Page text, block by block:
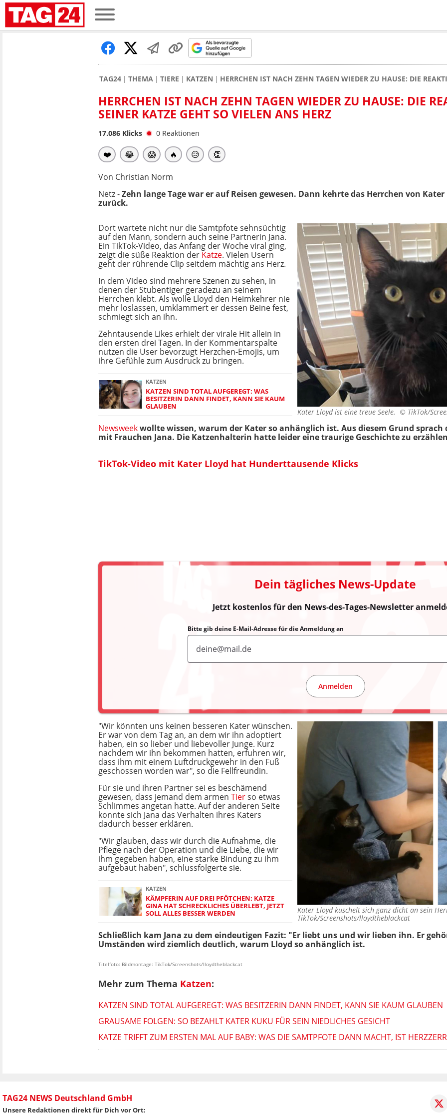
TAG24 THEMA TIERE KATZEN HERRCHEN IST NACH ZEHN TAGEN WIEDER ZU HAUSE: DIE
HERRCHEN IST NACH ZEHN TAGEN WIEDER ZU HAUSE: DIE
SEINER KATZE GEHT SO VIELEN ANS HERZ
17.086 Klicks 0 Reaktionen
❤️ 😂 😱 🔥 😥 👏
Von Christian Norm
Netz -Zehn lange Tage war er auf Reisen gewesen. Dann kehrte das Herrchen von
zurück.
Kater Lloyd ist eine treue Seele. © TikTok/
Dort wartete nicht nur die Samtpfote sehnsüchtig
auf den Mann, sondern auch seine Partnerin Jana.
Ein TikTok-Video, das Anfang der Woche viral ging,
zeigt die süße Reaktion der Katze. Vielen Usern
geht der rührende Clip seitdem mächtig ans Herz.
In dem Video sind mehrere Szenen zu sehen, in
denen der Stubentiger geradezu an seinem
Herrchen klebt. Als wolle Lloyd den Heimkehrer nie
mehr loslassen, umklammert er dessen Beine fest,
schmiegt sich an ihn.
Zehntausende Likes erhielt der virale Hit allein in
den ersten drei Tagen. In der Kommentarspalte
nutzen die User bevorzugt Herzchen-Emojis, um
ihre Gefühle zum Ausdruck zu bringen.
KATZEN
KATZEN SIND TOTAL AUFGEREGT: WAS
BESITZERIN DANN FINDET, KANN SIE KAUM
GLAUBEN
Newsweekwollte wissen, warum der Kater so anhänglich ist. Aus diesem Grund sprach
mit Frauchen Jana. Die Katzenhalterin hatte leider eine traurige Geschichte zu
TikTok-Video mit Kater Lloyd hat Hunderttausende Klicks
Dein tägliches News-Update
Jetzt kostenlos für den News-des-Tages-Newsletter
Bitte gib deine E-Mail-Adresse für die Anmeldung an
Anmelden
Kater Lloyd kuschelt sich ganz dicht an sein
TikTok/Screenshots/lloydtheblackcat
"Wir könnten uns keinen besseren Kater wünschen.
Er war von dem Tag an, an dem wir ihn adoptiert
haben, ein so lieber und liebevoller Junge. Kurz
nachdem wir ihn bekommen hatten, erfuhren wir,
dass ihm mit einem Luftdruckgewehr in den Fuß
geschossen worden war", so die Fellfreundin.
Für sie und ihren Partner sei es beschämend
gewesen, dass jemand dem armen Tierso etwas
Schlimmes angetan hatte. Auf der anderen Seite
konnte sich Jana das Verhalten ihres Katers
dadurch besser erklären.
"Wir glauben, dass wir durch die Aufnahme, die
Pflege nach der Operation und die Liebe, die wir
ihm gegeben haben, eine starke Bindung zu ihm
aufgebaut haben", schlussfolgerte sie.
KATZEN
KÄMPFERIN AUF DREI PFÖTCHEN: KATZE
GINA HAT SCHRECKLICHES ÜBERLEBT, JETZT
SOLL ALLES BESSER WERDEN
Schließlich kam Jana zu dem eindeutigen Fazit: "Er liebt uns und wir lieben ihn. Er
Umständen wird ziemlich deutlich, warum Lloyd so anhänglich ist.
Titelfoto: Bildmontage: TikTok/Screenshots/lloydtheblackcat
Mehr zum Thema Katzen:
KATZEN SIND TOTAL AUFGEREGT: WAS BESITZERIN DANN FINDET, KANN SIE KAUM GLAUBEN
GRAUSAME FOLGEN: SO BEZAHLT KATER KUKU FÜR SEIN NIEDLICHES GESICHT
KATZE TRIFFT ZUM ERSTEN MAL AUF BABY: WAS DIE SAMTPFOTE DANN MACHT, IST
TAG24 NEWS Deutschland GmbH
Unsere Redaktionen direkt für Dich vor Ort: